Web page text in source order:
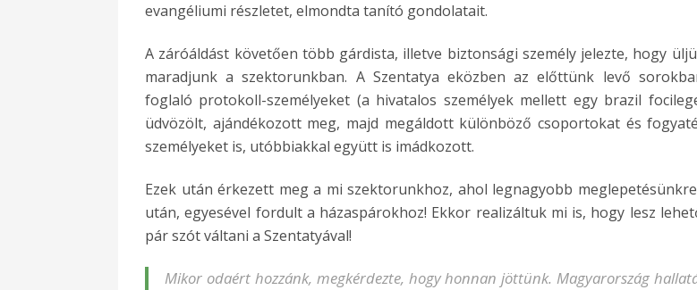
evangéliumi részletet, elmondta tanító gondolatait.
A záróáldást követően több gárdista, illetve biztonsági személy jelezte, hogy
maradjunk a szektorunkban. A Szentatya eközben az előttünk levő
foglaló protokoll-személyeket (a hivatalos személyek mellett egy brazil
üdvözölt, ajándékozott meg, majd megáldott különböző csoportokat és
személyeket is, utóbbiakkal együtt is imádkozott.
Ezek után érkezett meg a mi szektorunkhoz, ahol legnagyobb
után, egyesével fordult a házaspárokhoz! Ekkor realizáltuk mi is, hogy lesz
pár szót váltani a Szentatyával!
Mikor odaért hozzánk, megkérdezte, hogy honnan jöttünk. Magyarország